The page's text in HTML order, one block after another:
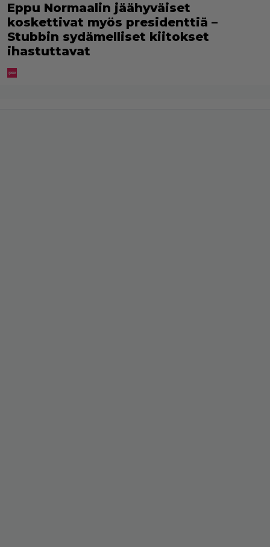
Eppu Normaalin jäähyväiset
koskettivat myös presidenttiä –
Stubbin sydämelliset kiitokset
ihastuttavat